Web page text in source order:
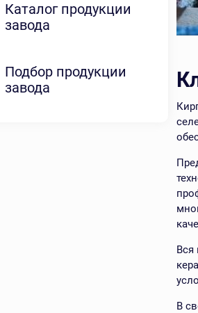
Каталог продукции
завода
Подбор продукции
завода
Вся
В